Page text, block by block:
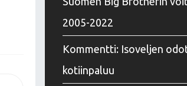
2005-2022
Kommentti: Isoveljen
kotiinpaluu